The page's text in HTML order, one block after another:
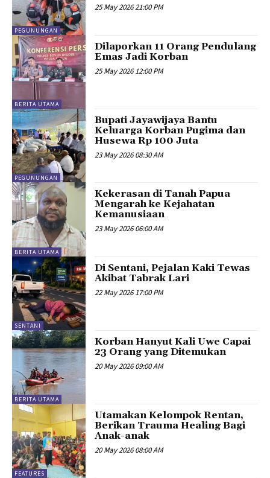
PEGUNUNGAN
25 May 2026 21:00 PM
BERITA UTAMA
Dilaporkan 11 Orang Pendulang
Emas Jadi Korban
25 May 2026 12:00 PM
PEGUNUNGAN
Bupati Jayawijaya Bantu
Keluarga Korban Pugima dan
Husewa Rp 100 Juta
23 May 2026 08:30 AM
BERITA UTAMA
Kekerasan di Tanah Papua
Mengarah ke Kejahatan
Kemanusiaan
23 May 2026 06:00 AM
SENTANI
Di Sentani, Pejalan Kaki Tewas
Akibat Tabrak Lari
22 May 2026 17:00 PM
BERITA UTAMA
Korban Hanyut Kali Uwe Capai
23 Orang yang Ditemukan
20 May 2026 09:00 AM
FEATURES
Utamakan Kelompok Rentan,
Berikan Trauma Healing Bagi
Anak-anak
20 May 2026 08:00 AM